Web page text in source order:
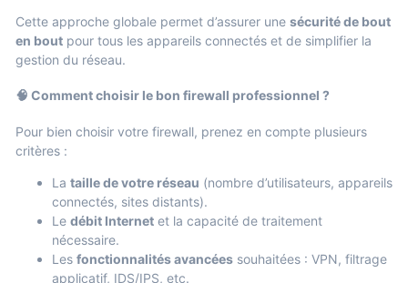
Cette approche globale permet d’assurer une sécurité de bout
en bout pour tous les appareils connectés et de simplifier la
gestion du réseau.
🧠 Comment choisir le bon firewall professionnel ?
Pour bien choisir votre firewall, prenez en compte plusieurs
critères :
La taille de votre réseau (nombre d’utilisateurs, appareils
connectés, sites distants).
Le débit Internet et la capacité de traitement
nécessaire.
Les fonctionnalités avancées souhaitées : VPN, filtrage
applicatif, IDS/IPS, etc.